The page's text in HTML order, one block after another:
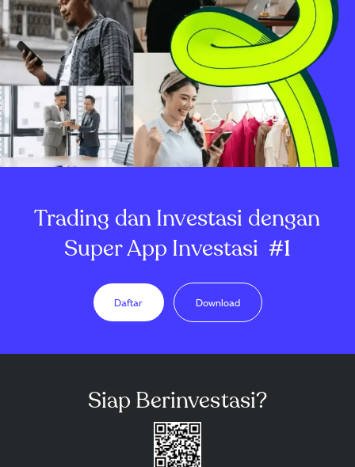
Trading dan Investasi dengan
Super App Investasi #1
Daftar Download
Siap Berinvestasi?